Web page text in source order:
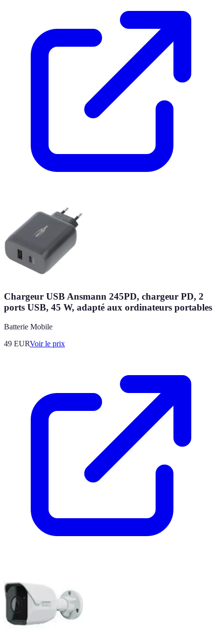
Chargeur USB Ansmann 245PD, chargeur PD, 2
ports USB, 45 W, adapté aux ordinateurs portables
Batterie Mobile
49 EURVoir le prix